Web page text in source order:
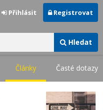
Hledat
Přihlásit Registrovat
Články Časté dotazy